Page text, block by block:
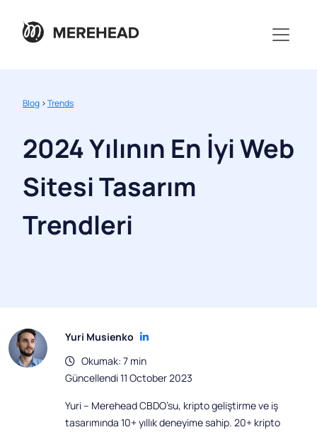
Blog >Trends
2024 Yılının En İyi Web
Sitesi Tasarım
Trendleri
Yuri Musienko
Okumak: 7 min
Güncellendi 11 October 2023
Yuri – Merehead CBDO’su, kripto geliştirme ve iş
tasarımında 10+ yıllık deneyime sahip. 20+ kripto